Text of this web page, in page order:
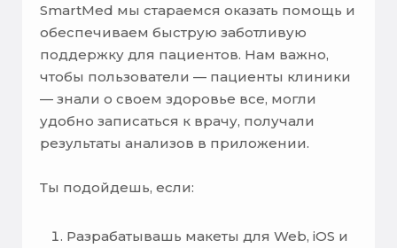
SmartMed мы стараемся оказать помощь и
обеспечиваем быструю заботливую
поддержку для пациентов. Нам важно,
чтобы пользователи — пациенты клиники
— знали о своем здоровье все, могли
удобно записаться к врачу, получали
результаты анализов в приложении.
Ты подойдешь, если:
Разрабатывашь макеты для Web, iOS и